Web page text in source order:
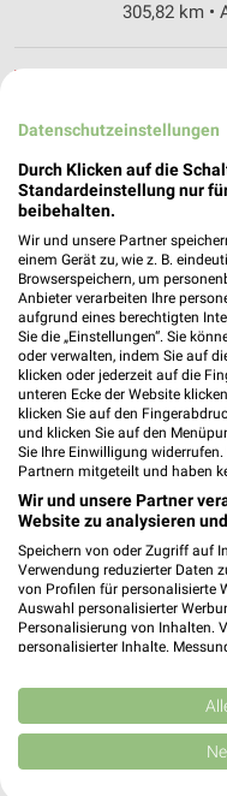
305,82 km •
Enrique-
28359 Bremen
Heute
Action
Max-
28327
Heute
307,29 km •
Am Damm
28870
Heute
293,93 km •
Netto
Am Damm 8
28870
Datenschutzeinstellungen
Durch Klicken auf die
Standardeinstellung nur
beibehalten.
Wir und unsere Partner
einem Gerät zu, wie z. B.
Browserspeichern, um
Anbieter verarbeiten Ihre
aufgrund eines berechtigten
Sie die „Einstellungen“. Sie
oder verwalten, indem Sie auf
klicken oder jederzeit auf die
unteren Ecke der Website
klicken Sie auf den
und klicken Sie auf den
Sie Ihre Einwilligung
Partnern mitgeteilt und haben
Wir und unsere Partner
Website zu analysieren
Speichern von oder Zugriff auf
Verwendung reduzierter Daten
von Profilen für personalisierte
Auswahl personalisierter
Personalisierung von Inhalten.
personalisierter Inhalte.
Kombinationen von Daten aus
Verbesserung der Angebote.
von Inhalten.
Daten können außerhalb der
USA gesendet werden.